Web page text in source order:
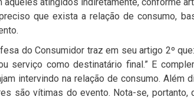
que exista a relação de consumo,
do Consumidor traz em seu artigo 2º
serviço como destinatário final.” E
intervindo na relação de consumo.
são vítimas do evento. Nota-se,